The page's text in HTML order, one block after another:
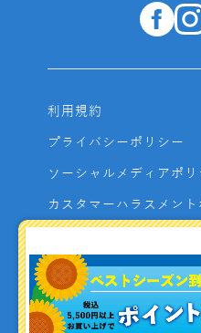
利用規約
プライバシーポリシー
ソーシャルメディアポリ
カスタマーハラスメント
よくあるご質問
お問い合わせ
利用者資金の保全方法